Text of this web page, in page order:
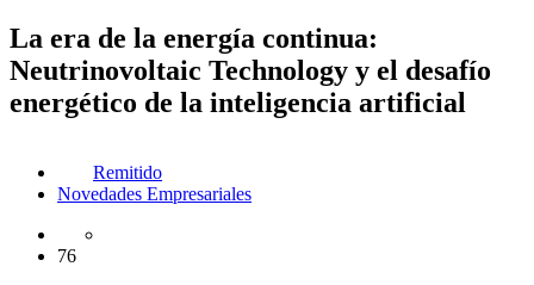
La era de la energía continua:
Neutrinovoltaic Technology y el desafío
energético de la inteligencia artificial
Remitido
Novedades Empresariales
76